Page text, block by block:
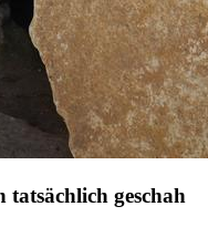
tatsächlich geschah